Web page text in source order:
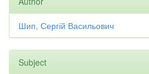
Шип, Сергій Васильович
Subject